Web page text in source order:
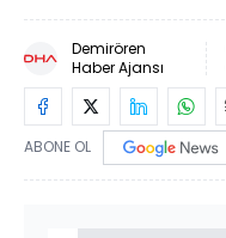
Demirören
Haber Ajansı
ABONE OL